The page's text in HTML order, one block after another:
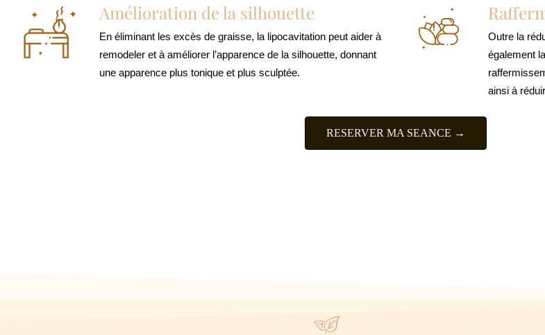
Amélioration de la silhouette
En éliminant les excès de graisse, la lipocavitation peut aider à
remodeler et à améliorer l’apparence de la silhouette, donnant
une apparence plus tonique et plus sculptée.
Outre la
également
ainsi à
RESERVER MA SEANCE →